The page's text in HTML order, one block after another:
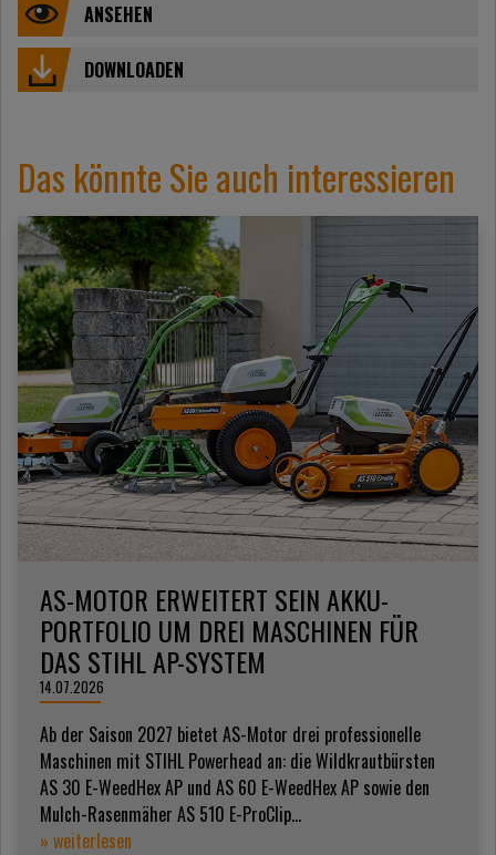
ANSEHEN
DOWNLOADEN
Das könnte Sie auch interessieren
AS-MOTOR ERWEITERT SEIN AKKU-
PORTFOLIO UM DREI MASCHINEN FÜR
DAS STIHL AP-SYSTEM
14.07.2026
Ab der Saison 2027 bietet AS-Motor drei professionelle
Maschinen mit STIHL Powerhead an: die Wildkrautbürsten
AS 30 E-WeedHex AP und AS 60 E-WeedHex AP sowie den
Mulch-Rasenmäher AS 510 E-ProClip...
» weiterlesen